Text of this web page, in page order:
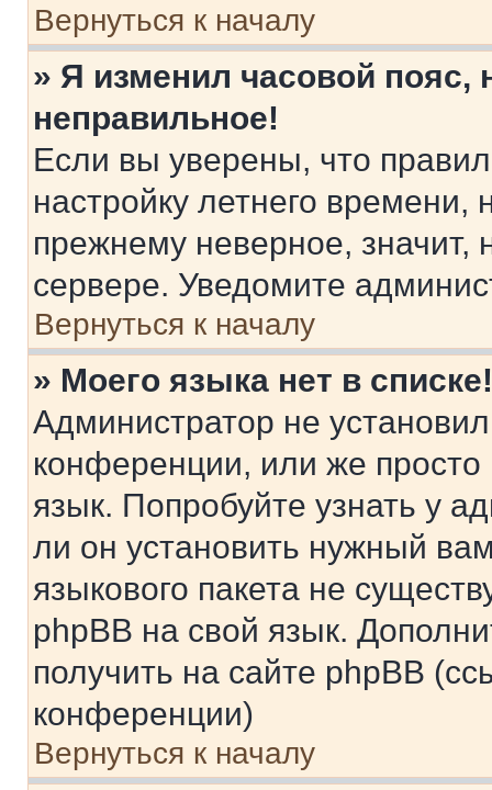
Вернуться к началу
» Я изменил часовой пояс,
неправильное!
Если вы уверены, что
настройку летнего
прежнему неверное, значит,
сервере. Уведомите
Вернуться к началу
» Моего языка нет в списке!
Администратор не
конференции, или же
язык. Попробуйте узнать у
ли он установить нужный
языкового пакета не
phpBB на свой язык.
получить на сайте phpBB
конференции)
Вернуться к началу